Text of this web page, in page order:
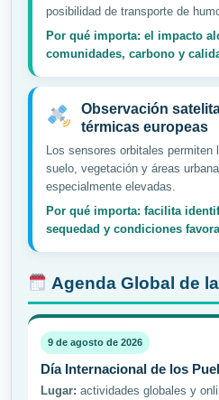
posibilidad de transporte de
Por qué importa: el impacto
comunidades, carbono y
Observación
térmicas europeas
Los sensores orbitales permiten
suelo, vegetación y áreas
especialmente elevadas.
Por qué importa: facilita
sequedad y condiciones
Agenda Global de
9 de agosto de 2026
Día Internacional de los
Lugar: actividades globales y